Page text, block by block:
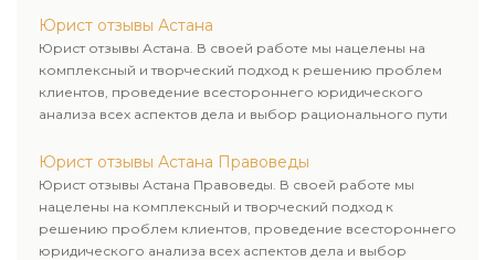
Юрист отзывы Астана
Юрист отзывы Астана. В своей работе мы нацелены на
комплексный и творческий подход к решению проблем
клиентов, проведение всестороннего юридического
анализа всех аспектов дела и выбор рационального пути
Юрист отзывы Астана Правоведы
Юрист отзывы Астана Правоведы. В своей работе мы
нацелены на комплексный и творческий подход к
решению проблем клиентов, проведение всестороннего
юридического анализа всех аспектов дела и выбор